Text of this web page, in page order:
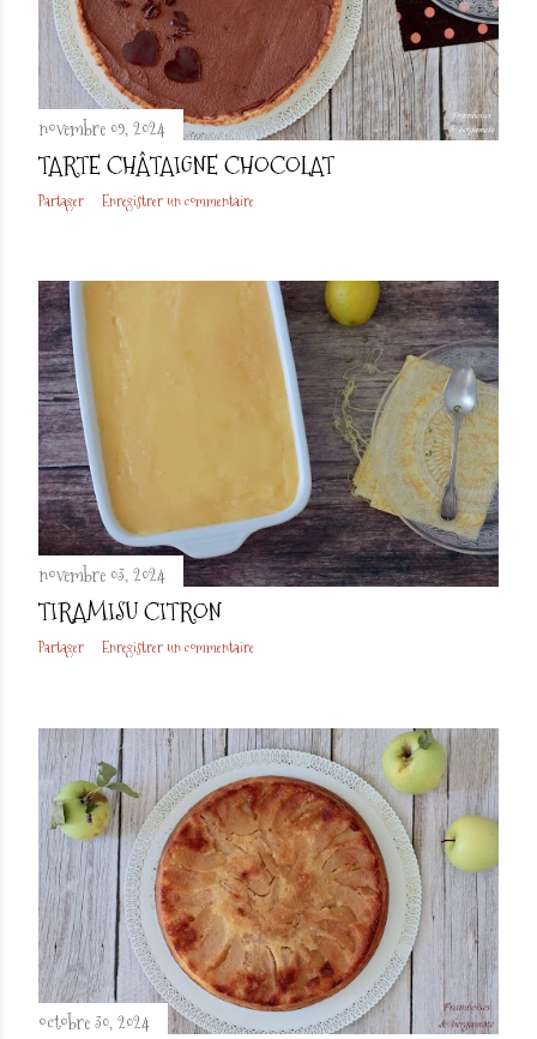
novembre 09, 2024
TARTE CHÂTAIGNE CHOCOLAT
Partager Enregistrer un commentaire
novembre 03, 2024
TIRAMISU CITRON
Partager Enregistrer un commentaire
octobre 30, 2024